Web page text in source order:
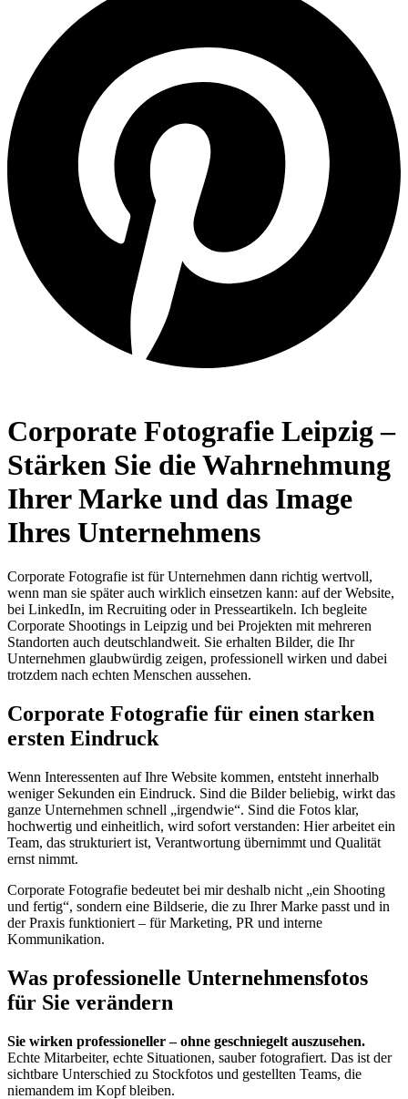
Corporate Fotografie Leipzig –
Stärken Sie die Wahrnehmung
Ihrer Marke und das Image
Ihres Unternehmens
Corporate Fotografie ist für Unternehmen dann richtig wertvoll,
wenn man sie später auch wirklich einsetzen kann: auf der Website,
bei LinkedIn, im Recruiting oder in Presseartikeln. Ich begleite
Corporate Shootings in Leipzig und bei Projekten mit mehreren
Standorten auch deutschlandweit. Sie erhalten Bilder, die Ihr
Unternehmen glaubwürdig zeigen, professionell wirken und dabei
trotzdem nach echten Menschen aussehen.
Corporate Fotografie für einen starken
ersten Eindruck
Wenn Interessenten auf Ihre Website kommen, entsteht innerhalb
weniger Sekunden ein Eindruck. Sind die Bilder beliebig, wirkt das
ganze Unternehmen schnell „irgendwie“. Sind die Fotos klar,
hochwertig und einheitlich, wird sofort verstanden: Hier arbeitet ein
Team, das strukturiert ist, Verantwortung übernimmt und Qualität
ernst nimmt.
Corporate Fotografie bedeutet bei mir deshalb nicht „ein Shooting
und fertig“, sondern eine Bildserie, die zu Ihrer Marke passt und in
der Praxis funktioniert – für Marketing, PR und interne
Kommunikation.
Was professionelle Unternehmensfotos
für Sie verändern
Sie wirken professioneller – ohne geschniegelt auszusehen.
Echte Mitarbeiter, echte Situationen, sauber fotografiert. Das ist der
sichtbare Unterschied zu Stockfotos und gestellten Teams, die
niemandem im Kopf bleiben.